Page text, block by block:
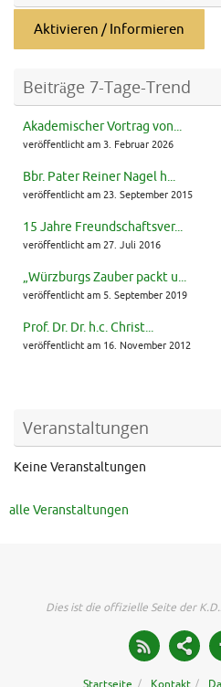
Aktivieren / Informieren
Beiträge 7-Tage-Trend
Akademischer Vortrag von...
veröffentlicht am 3. Februar 2026
Bbr. Pater Reiner Nagel h...
veröffentlicht am 23. September 2015
15 Jahre Freundschaftsver...
veröffentlicht am 27. Juli 2016
„Würzburgs Zauber packt u...
veröffentlicht am 5. September 2019
Prof. Dr. Dr. h.c. Christ...
veröffentlicht am 16. November 2012
Veranstaltungen
Keine Veranstaltungen
alle Veranstaltungen
Dies ist die offizielle Seite der
Startseite Kontakt